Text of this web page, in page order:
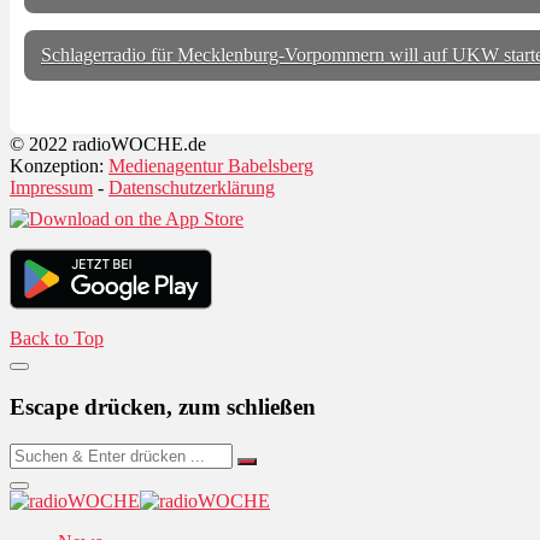
Schlagerradio für Mecklenburg-Vorpommern will auf UKW
© 2022 radioWOCHE.de
Konzeption: Medienagentur Babelsberg
Impressum - Datenschutzerklärung
Back to Top
Escape drücken, zum schließen